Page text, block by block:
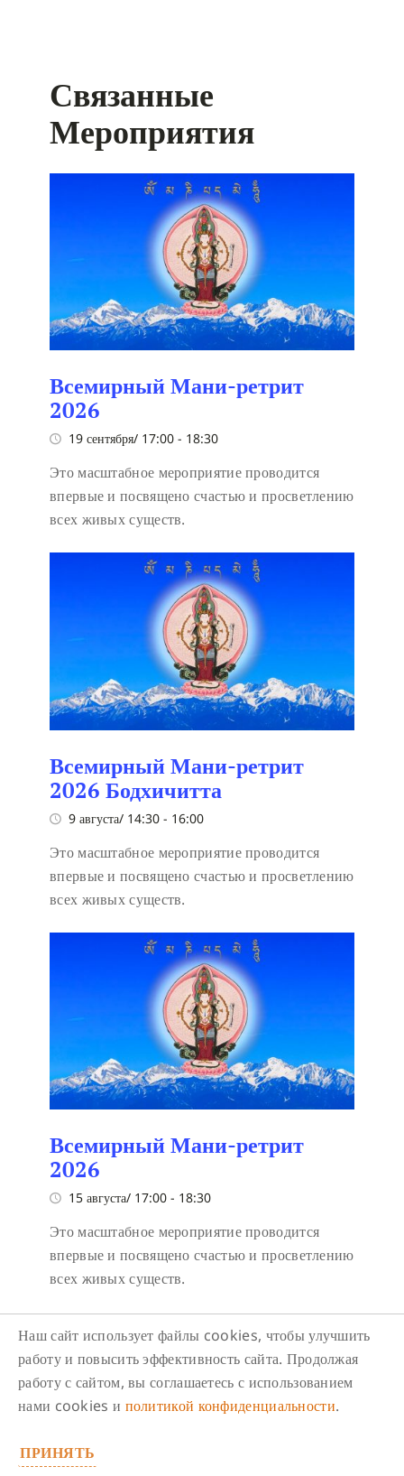
Связанные
Мероприятия
Всемирный Мани-ретрит
2026
19 сентября/ 17:00 - 18:30
Это масштабное мероприятие проводится
впервые и посвящено счастью и просветлению
всех живых существ.
Всемирный Мани-ретрит
2026 Бодхичитта
9 августа/ 14:30 - 16:00
Это масштабное мероприятие проводится
впервые и посвящено счастью и просветлению
всех живых существ.
Всемирный Мани-ретрит
2026
15 августа/ 17:00 - 18:30
Это масштабное мероприятие проводится
впервые и посвящено счастью и просветлению
всех живых существ.
Следите за нами в соцсетях
Наш сайт использует файлы cookies, чтобы улучшить
работу и повысить эффективность сайта. Продолжая
работу с сайтом, вы соглашаетесь с использованием
нами cookies и политикой конфиденциальности.
ПРИНЯТЬ